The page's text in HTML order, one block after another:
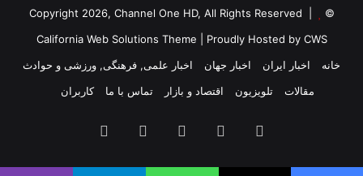
© Copyright 2026, Channel One HD, All Rights Reserved |
California Web Solutions Theme | Proudly Hosted by CWS
خانه
اخبار ایران اخبار جهان
اخبار علمی, فرهنگی, ورزشی و حوادث
مقالات
تلویزیون اقتصاد و بازار تماس با ما کاربران
بوک
یوتیوب اینستاگرام